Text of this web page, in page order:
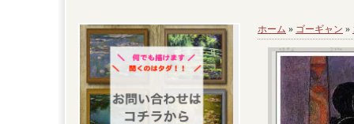
ホーム » ゴーギャン »